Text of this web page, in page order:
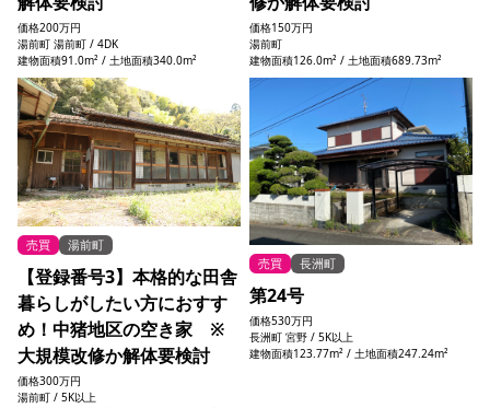
価格200万円
湯前町 湯前町 / 4DK
建物面積91.0m² / 土地面積340.0m²
価格150万円
湯前町
建物面積126.0m² / 土地面積689.73m²
売買 湯前町
【登録番号3】本格的な田舎
暮らしがしたい方におすす
め！中猪地区の空き家 ※
大規模改修か解体要検討
価格300万円
湯前町 / 5K以上
売買 長洲町
第24号
価格530万円
長洲町 宮野 / 5K以上
建物面積123.77m² / 土地面積247.24m²